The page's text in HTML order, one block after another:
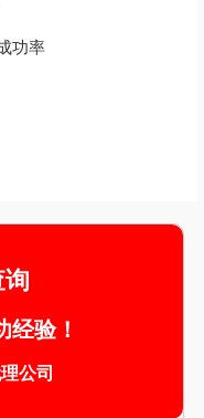
功率
经验！
公司